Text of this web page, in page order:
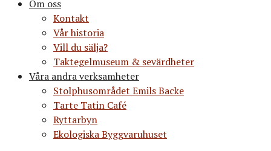
Om oss
Kontakt
Vår historia
Vill du sälja?
Taktegelmuseum & sevärdheter
Våra andra verksamheter
Stolphusområdet Emils Backe
Tarte Tatin Café
Ryttarbyn
Ekologiska Byggvaruhuset